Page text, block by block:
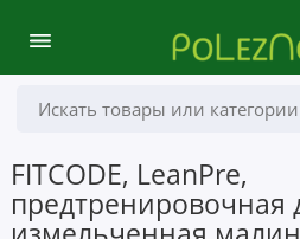
FITCODE, LeanPre,
предтренировочная